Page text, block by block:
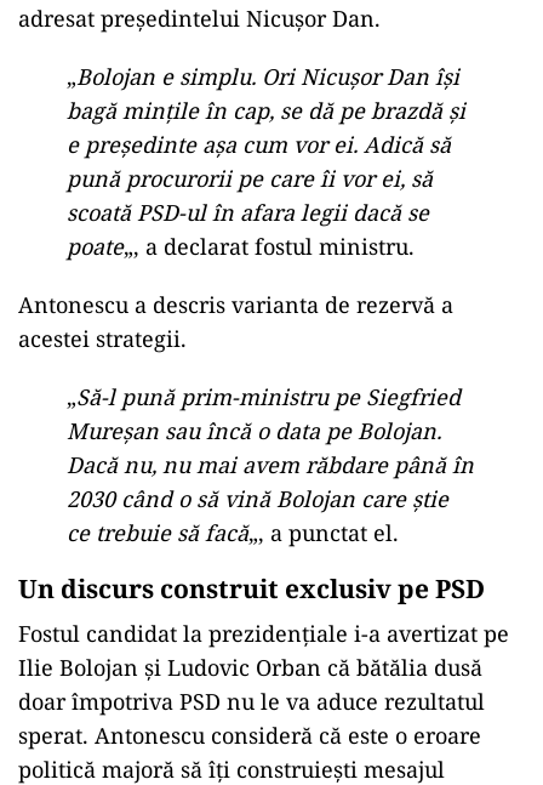
adresat președintelui Nicușor Dan.
„Bolojan e simplu. Ori Nicușor Dan își
bagă mințile în cap, se dă pe brazdă și
e președinte așa cum vor ei. Adică să
pună procurorii pe care îi vor ei, să
scoată PSD-ul în afara legii dacă se
poate„, a declarat fostul ministru.
Antonescu a descris varianta de rezervă a
acestei strategii.
„Să-l pună prim-ministru pe Siegfried
Mureșan sau încă o data pe Bolojan.
Dacă nu, nu mai avem răbdare până în
2030 când o să vină Bolojan care știe
ce trebuie să facă„, a punctat el.
Un discurs construit exclusiv pe PSD
Fostul candidat la prezidențiale i-a avertizat pe
Ilie Bolojan și Ludovic Orban că bătălia dusă
doar împotriva PSD nu le va aduce rezultatul
sperat. Antonescu consideră că este o eroare
politică majoră să îți construiești mesajul